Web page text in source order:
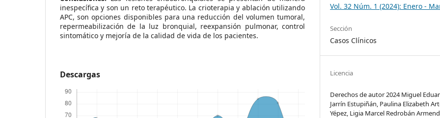
inespecífica y son un reto terapéutico. La crioterapia y ablación utilizando
APC, son opciones disponibles para una reducción del volumen tumoral,
repermeabilización de la luz bronquial, reexpansión pulmonar, control
sintomático y mejoría de la calidad de vida de los pacientes.
Descargas
Vol. 32 Núm. 1 (2024): Enero -
Sección
Casos Clínicos
Licencia
Derechos de autor 2024 Miguel
Jarrín Estupiñán, Paulina Elizabeth
Yépez, Ligia Marcel Redrobán